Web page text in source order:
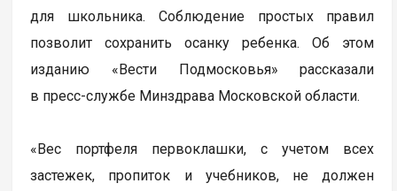
для школьника. Соблюдение простых правил
позволит сохранить осанку ребенка. Об этом
изданию «Вести Подмосковья» рассказали
в пресс-службе Минздрава Московской области.
«Вес портфеля первоклашки, с учетом всех
застежек, пропиток и учебников, не должен